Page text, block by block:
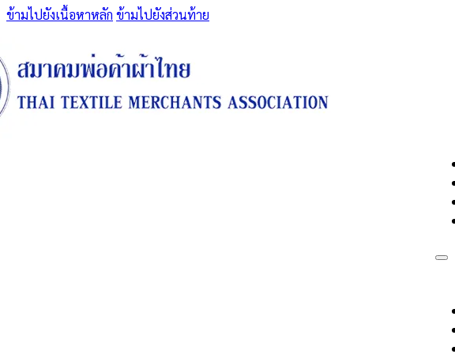
ข้ามไปยังเนื้อหาหลัก ข้ามไปยังส่วนท้าย